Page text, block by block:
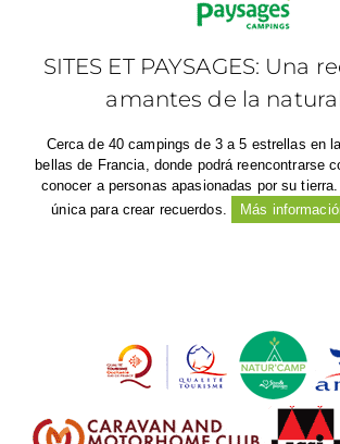
SITES ET PAYSAGES: Una
amantes de la
Cerca de 40 campings de 3 a 5 estrellas en
bellas de Francia, donde podrá reencontrarse
conocer a personas apasionadas por su
única para crear recuerdos.
Más